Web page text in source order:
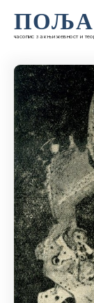
ПОЉА
часопис за књижевност и